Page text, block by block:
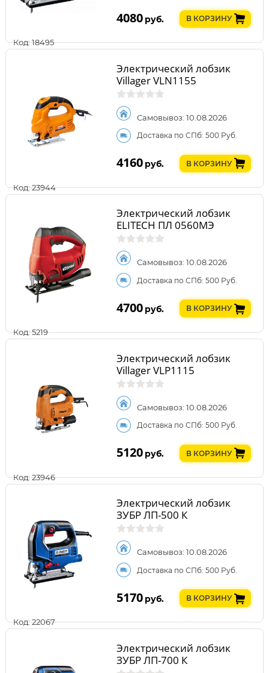
Код: 18495
4080 руб. В КОРЗИНУ
Код: 23944
Электрический лобзик
Villager VLN1155
Самовывоз: 10.08.2026
Доставка по СПб: 500 Руб.
4160 руб. В КОРЗИНУ
Код: 5219
Электрический лобзик
ELITECH ПЛ 0560МЭ
Самовывоз: 10.08.2026
Доставка по СПб: 500 Руб.
4700 руб. В КОРЗИНУ
Код: 23946
Электрический лобзик
Villager VLP1115
Самовывоз: 10.08.2026
Доставка по СПб: 500 Руб.
5120 руб. В КОРЗИНУ
Код: 22067
Электрический лобзик
ЗУБР ЛП-500 К
Самовывоз: 10.08.2026
Доставка по СПб: 500 Руб.
5170 руб. В КОРЗИНУ
Электрический лобзик
ЗУБР ЛП-700 К